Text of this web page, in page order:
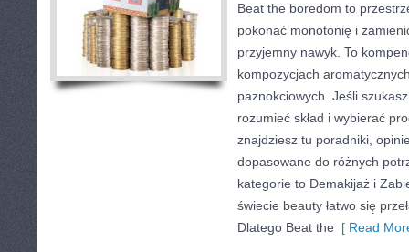
Beat the boredom to
pokonać monotonię i
przyjemny nawyk. To
kompozycjach
paznokciowych. Jeśli
rozumieć skład i wybierać
znajdziesz tu poradniki,
dopasowane do różnych
kategorie to Demakijaż i
świecie beauty łatwo się
Dlatego Beat the [ Read